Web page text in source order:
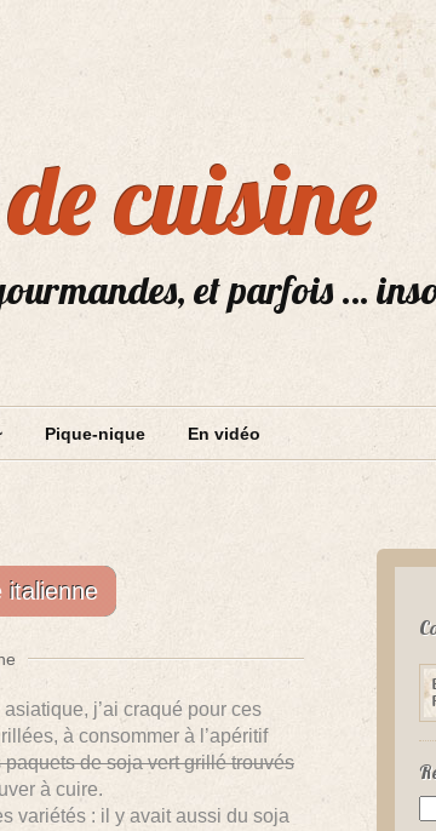
cuisine
et parfois …
Pique-nique En vidéo
italienne
j’ai craqué pour ces
à consommer à l’apéritif
de soja vert grillé trouvés
à cuire.
variétés : il y avait aussi du soja